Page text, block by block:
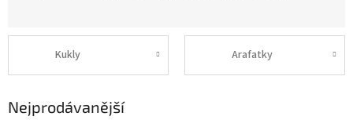
Kukly Arafatky
Nejprodávanější